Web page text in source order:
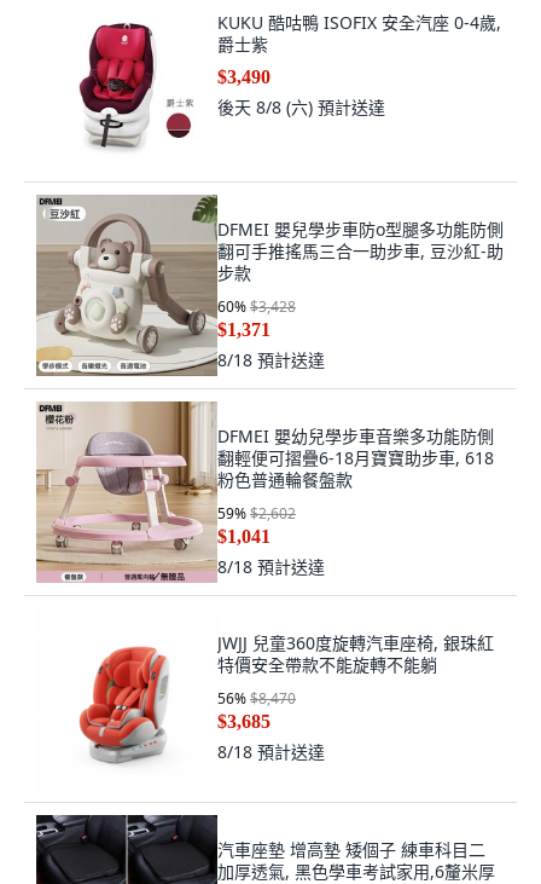
KUKU 酷咕鴨 ISOFIX 安全汽座 0-4歲,
爵士紫
$3,490
後天 8/8 (六) 預計送達
DFMEI 嬰兒學步車防o型腿多功能防側
翻可手推搖馬三合一助步車, 豆沙紅-助
步款
60%$3,428
$1,371
8/18 預計送達
DFMEI 嬰幼兒學步車音樂多功能防側
翻輕便可摺疊6-18月寶寶助步車, 618
粉色普通輪餐盤款
59%$2,602
$1,041
8/18 預計送達
JWJJ 兒童360度旋轉汽車座椅, 銀珠紅
特價安全帶款不能旋轉不能躺
56%$8,470
$3,685
8/18 預計送達
汽車座墊 增高墊 矮個子 練車科目二
加厚透氣, 黑色學車考試家用,6釐米厚